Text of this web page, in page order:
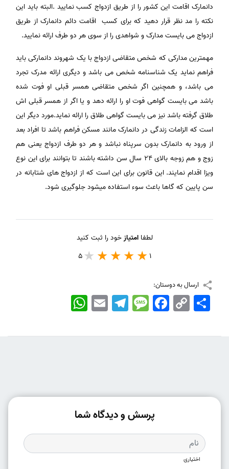
دانمارک اقامت این کشور را از طریق ازدواج کسب نمایید .البته باید این
نکته را مد نظر قرار دهید که برای کسب اقامت دائم دانمارک از طریق
ازدواج می بایست مدارک و شواهدی را از سوی هر دو طرف ارائه نمایید.
مهمترین مدارکی که شخص متقاضی ازدواج با یک شهروند دانمارکی باید
فراهم نماید یک شناسنامه شخص می باشد و دیگری ارائه مدرک تجرد
می باشد، و همچنین اگر شخص متقاضی همسر قبلی او فوت شده
باشد می بایست گواهی فوت او را ارائه دهد و یا اگر از همسر قبلی اش
طلاق گرفته باشد نیز می بایست گواهی طلاق را ارائه نماید.مورد دیگر این
است که الزامات زندگی در دانمارک مانند مسکن فراهم باشد تا افراد بعد
از ورود به دانمارک بدون سرپناه نباشد و هر دو طرف ازدواج یعنی هم
زوج و هم زوجه بالای 24 سال سن داشته باشند تا بتوانند برای این نوع
ویزا اقدام نمایند. این قانون برای این است که از ازدواج های شتابانه در
سن پایین که گاها باعث سوء استفاده میشود جلوگیری شود.
لطفاامتیازخود را ثبت کنید
1
5
ارسال به دوستان:
WhatsApp EmailTelegramMessageFacebook Copy
Link
اشتراک
پرسش و دیدگاه شما
اختیاری